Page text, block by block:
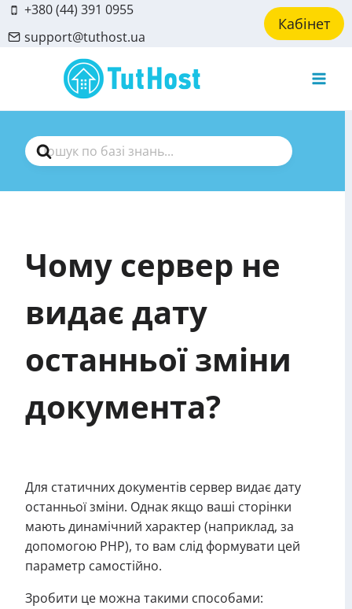
Skip
to
content
+380 (44) 391 0955
support@tuthost.ua
Кабінет
Search
For
Чому сервер не
видає дату
останньої зміни
документа?
Для статичних документів сервер видає дату
останньої зміни. Однак якщо ваші сторінки
мають динамічний характер (наприклад, за
допомогою PHP), то вам слід формувати цей
параметр самостійно.
Зробити це можна такими способами: